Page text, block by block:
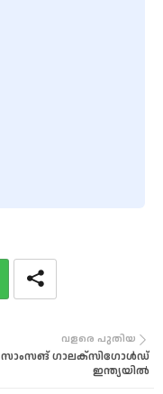
വളരെ പുതിയ
സാംസങ് ഗാലക്സിഗോൾഡ്
ഇന്ത്യയിൽ